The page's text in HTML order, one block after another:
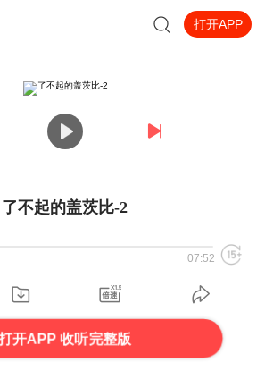
打开APP
了不起的盖茨比-2
07:52
打开APP 收听完整版